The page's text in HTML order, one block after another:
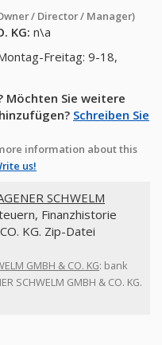
/ Director / Manager)
KG: n\a
Freitag: 9-18,
Möchten Sie weitere
Schreiben Sie
information about this
us!
SCHWELM
Finanzhistorie
KG. Zip-Datei
GMBH & CO. KG: bank
SCHWELM GMBH & CO. KG.